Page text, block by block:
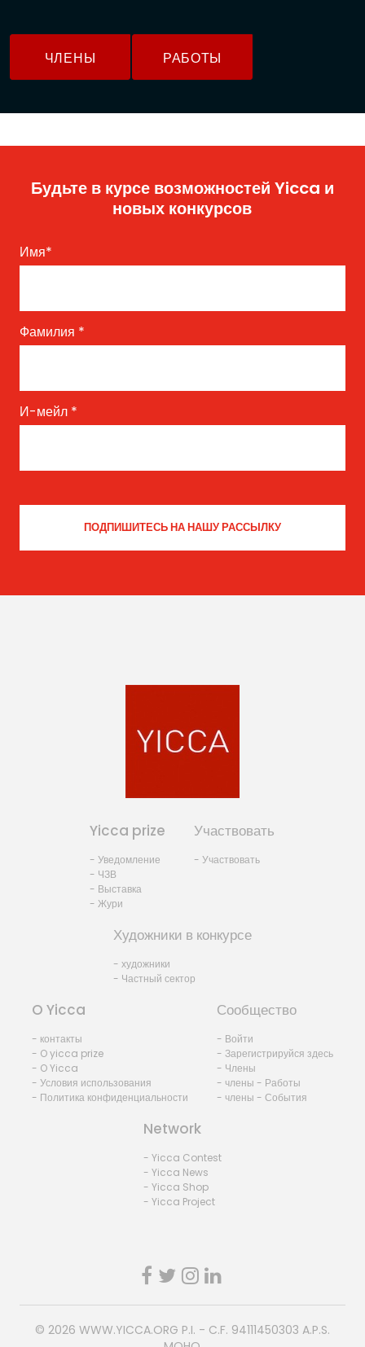
ЧЛЕНЫ РАБОТЫ
Будьте в курсе возможностей Yicca и
новых конкурсов
Имя*
Фамилия *
И-мейл *
Yicca prize
- Уведомление
- ЧЗВ
- Выставка
- Жури
Участвовать
- Участвовать
Художники в конкурсе
- художники
- Частный сектор
O Yicca
- контакты
- O yicca prize
- O Yicca
- Условия использования
- Политика конфиденциальности
Сообщество
- Войти
- Зарегистрируйся здесь
- Члены
- члены - Работы
- члены - События
Network
- Yicca Contest
- Yicca News
- Yicca Shop
- Yicca Project
© 2026 WWW.YICCA.ORG P.I. - C.F. 94111450303 A.P.S.